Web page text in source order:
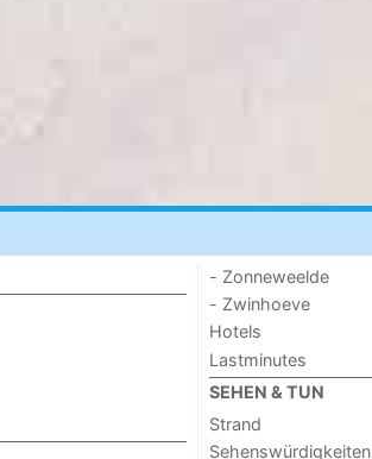
- Zonneweelde
- Zwinhoeve
Hotels
Lastminutes
SEHEN & TUN
Strand
Sehenswürdigkeiten